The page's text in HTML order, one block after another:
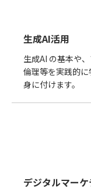
生成AI活用
生成AI の基本や
倫理等を実践的
身に付けます。
デジタルマー